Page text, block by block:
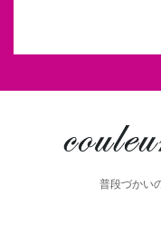
普段づかい